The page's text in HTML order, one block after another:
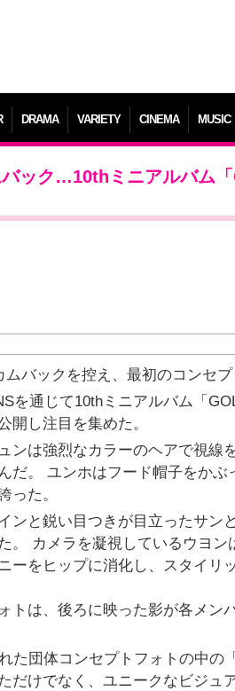
DRAMA VARIETY CINEMA MUSIC
バック…10thミニアルバム
バックを控え、最初のコンセプ
を通じて10thミニアルバム「
開し注目を集めた。
ンは強烈なカラーのヘアで視線
だ。 ユンホはフード帽子をか
った。
ンと鋭い目つきが目立ったサン
。 カメラを凝視しているウヨ
ーをヒップに消化し、スタイリ
トは、後ろに映った影が各メン
た団体コンセプトフォトの中の
だけでなく、ユニークなビジュ